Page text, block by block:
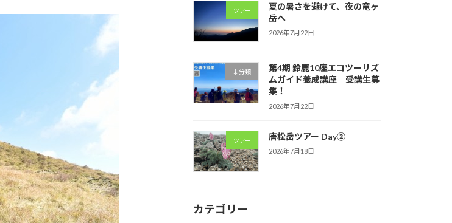
ツアー
夏の暑さを避けて、夜の竜ヶ
岳へ
2026年7月22日
未分類
第4期 鈴鹿10座エコツーリズ
ムガイド養成講座 受講生募
集！
2026年7月22日
ツアー 唐松岳ツアー Day②
2026年7月18日
カテゴリー